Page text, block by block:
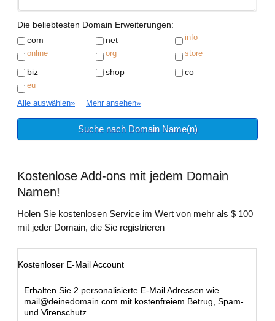
Die beliebtesten Domain Erweiterungen:
com
net
info
online
org store
biz shop co
eu
Alle auswählen» Mehr ansehen»
Kostenlose Add-ons mit jedem Domain
Namen!
Holen Sie kostenlosen Service im Wert von mehr als $ 100
mit jeder Domain, die Sie registrieren
Kostenloser E-Mail Account
Erhalten Sie 2 personalisierte E-Mail Adressen wie
mail@deinedomain.com mit kostenfreiem Betrug, Spam-
und Virenschutz.